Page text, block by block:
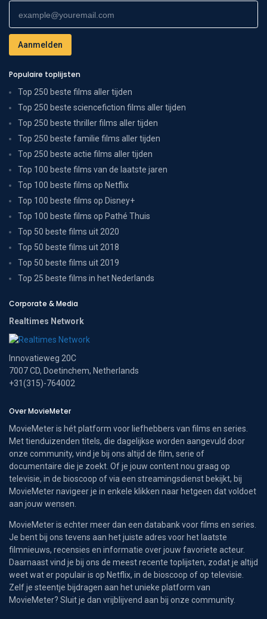
Populaire toplijsten
Top 250 beste films aller tijden
Top 250 beste sciencefiction films aller tijden
Top 250 beste thriller films aller tijden
Top 250 beste familie films aller tijden
Top 250 beste actie films aller tijden
Top 100 beste films van de laatste jaren
Top 100 beste films op Netflix
Top 100 beste films op Disney+
Top 100 beste films op Pathé Thuis
Top 50 beste films uit 2020
Top 50 beste films uit 2018
Top 50 beste films uit 2019
Top 25 beste films in het Nederlands
Corporate & Media
Realtimes Network
Innovatieweg 20C
7007 CD, Doetinchem, Netherlands
+31(315)-764002
Over MovieMeter
MovieMeter is hét platform voor liefhebbers van films en series.
Met tienduizenden titels, die dagelijkse worden aangevuld door
onze community, vind je bij ons altijd de film, serie of
documentaire die je zoekt. Of je jouw content nou graag op
televisie, in de bioscoop of via een streamingsdienst bekijkt, bij
MovieMeter navigeer je in enkele klikken naar hetgeen dat voldoet
aan jouw wensen.
MovieMeter is echter meer dan een databank voor films en series.
Je bent bij ons tevens aan het juiste adres voor het laatste
filmnieuws, recensies en informatie over jouw favoriete acteur.
Daarnaast vind je bij ons de meest recente toplijsten, zodat je altijd
weet wat er populair is op Netflix, in de bioscoop of op televisie.
Zelf je steentje bijdragen aan het unieke platform van
MovieMeter? Sluit je dan vrijblijvend aan bij onze community.